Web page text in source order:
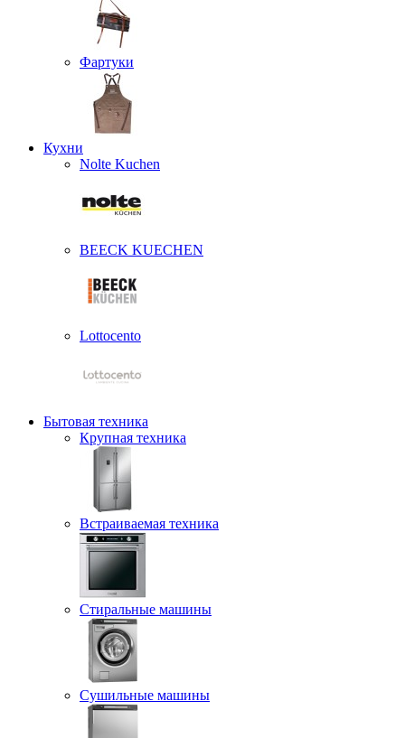
Фартуки
Кухни
Nolte Kuchen
BEECK KUECHEN
Lottocento
Бытовая техника
Крупная техника
Встраиваемая техника
Стиральные машины
Сушильные машины